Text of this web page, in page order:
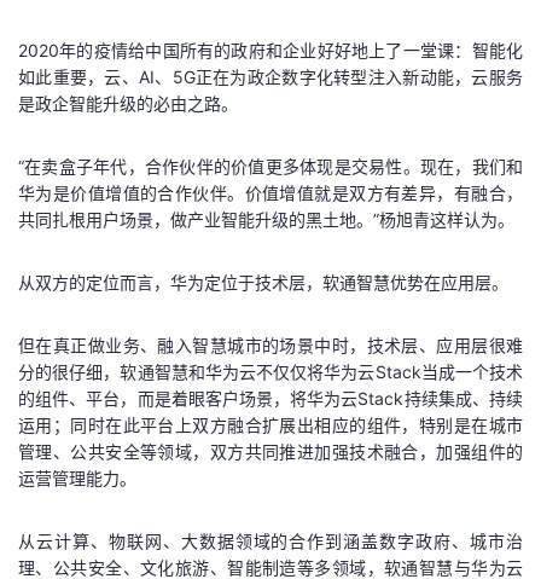
2020年的疫情给中国所有的政府和企业好好地上了一堂课：智能化
如此重要，云、AI、5G正在为政企数字化转型注入新动能，云服务
是政企智能升级的必由之路。
“在卖盒子年代，合作伙伴的价值更多体现是交易性。现在，我们和
华为是价值增值的合作伙伴。价值增值就是双方有差异，有融合，
共同扎根用户场景，做产业智能升级的黑土地。”杨旭青这样认为。
从双方的定位而言，华为定位于技术层，软通智慧优势在应用层。
但在真正做业务、融入智慧城市的场景中时，技术层、应用层很难
分的很仔细，软通智慧和华为云不仅仅将华为云Stack当成一个技术
的组件、平台，而是着眼客户场景，将华为云Stack持续集成、持续
运用；同时在此平台上双方融合扩展出相应的组件，特别是在城市
管理、公共安全等领域，双方共同推进加强技术融合，加强组件的
运营管理能力。
从云计算、物联网、大数据领域的合作到涵盖数字政府、城市治
理、公共安全、文化旅游、智能制造等多领域，软通智慧与华为云